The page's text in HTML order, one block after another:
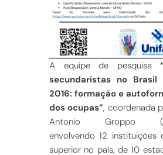
A equipe de pesquisa
secundaristas no Brasil
2016: formação e
dos ocupas”, coordenada
Antonio Groppo
envolvendo 12 instituições
superior no país, de 10